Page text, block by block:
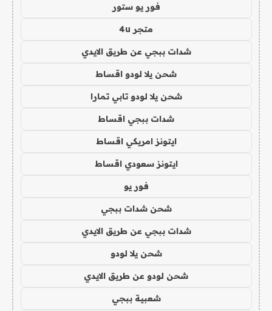
فور يو ستور
متجر 4u
شدات ببجي عن طريق الايدي
شحن يلا لودو اقساط
شحن يلا لودو تابي تمارا
شدات ببجي اقساط
ايتونز امريكي اقساط
ايتونز سعودي اقساط
فور يو
شحن شدات ببجي
شدات ببجي عن طريق الايدي
شحن يلا لودو
شحن لودو عن طريق الايدي
شعبية ببجي